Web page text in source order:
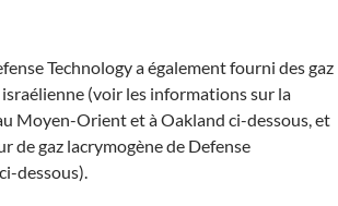
Technology a également fourni des gaz
(voir les informations sur la
Moyen-Orient et à Oakland ci-dessous, et
de gaz lacrymogène de Defense
dessous).